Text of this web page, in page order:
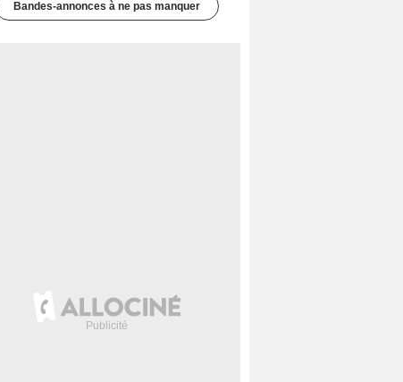
Bandes-annonces à ne pas manquer